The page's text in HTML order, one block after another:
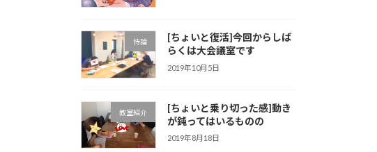
持論
[ちょいと復活]今回からしば
らくは大会議室です
2019年10月5日
教室紹介
[ちょいと乗り切った感]動き
が鈍ってはいるものの
2019年8月18日